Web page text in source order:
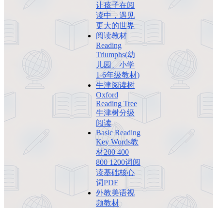
让孩子在阅
读中，遇见
更大的世界
阅读教材
Reading
Triumphs(幼
儿园、小学
1-6年级教材)
牛津阅读树
Oxford
Reading Tree
牛津树分级
阅读
Basic Reading
Key Words教
材200 400
800 1200词阅
读基础核心
词PDF
外教美语视
频教材